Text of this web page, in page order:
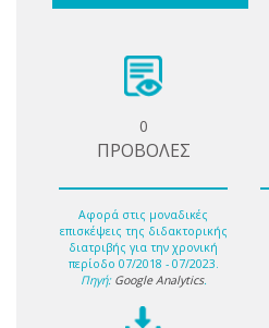
0
ΠΡΟΒΟΛΕΣ
Αφορά στις μοναδικές
επισκέψεις της διδακτορικής
διατριβής για την χρονική
περίοδο 07/2018 - 07/2023.
Πηγή: Google Analytics.